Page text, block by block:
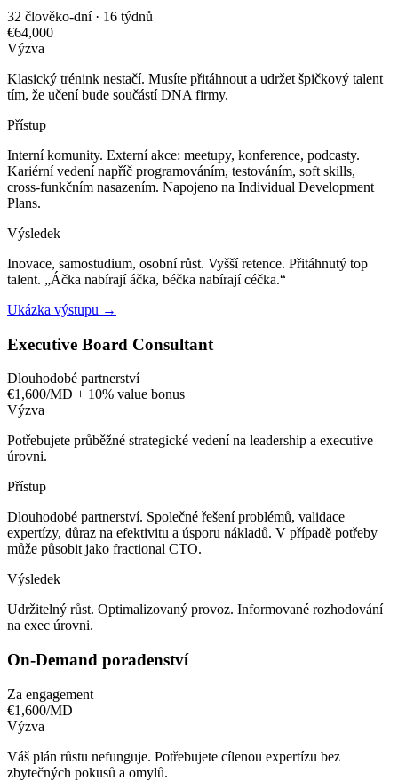
32 člověko-dní · 16 týdnů
€64,000
Výzva
Klasický trénink nestačí. Musíte přitáhnout a udržet špičkový talent
tím, že učení bude součástí DNA firmy.
Přístup
Interní komunity. Externí akce: meetupy, konference, podcasty.
Kariérní vedení napříč programováním, testováním, soft skills,
cross-funkčním nasazením. Napojeno na Individual Development
Plans.
Výsledek
Inovace, samostudium, osobní růst. Vyšší retence. Přitáhnutý top
talent. „Áčka nabírají áčka, béčka nabírají céčka.“
Ukázka výstupu →
Executive Board Consultant
Dlouhodobé partnerství
€1,600/MD + 10% value bonus
Výzva
Potřebujete průběžné strategické vedení na leadership a executive
úrovni.
Přístup
Dlouhodobé partnerství. Společné řešení problémů, validace
expertízy, důraz na efektivitu a úsporu nákladů. V případě potřeby
může působit jako fractional CTO.
Výsledek
Udržitelný růst. Optimalizovaný provoz. Informované rozhodování
na exec úrovni.
On-Demand poradenství
Za engagement
€1,600/MD
Výzva
Váš plán růstu nefunguje. Potřebujete cílenou expertízu bez
zbytečných pokusů a omylů.